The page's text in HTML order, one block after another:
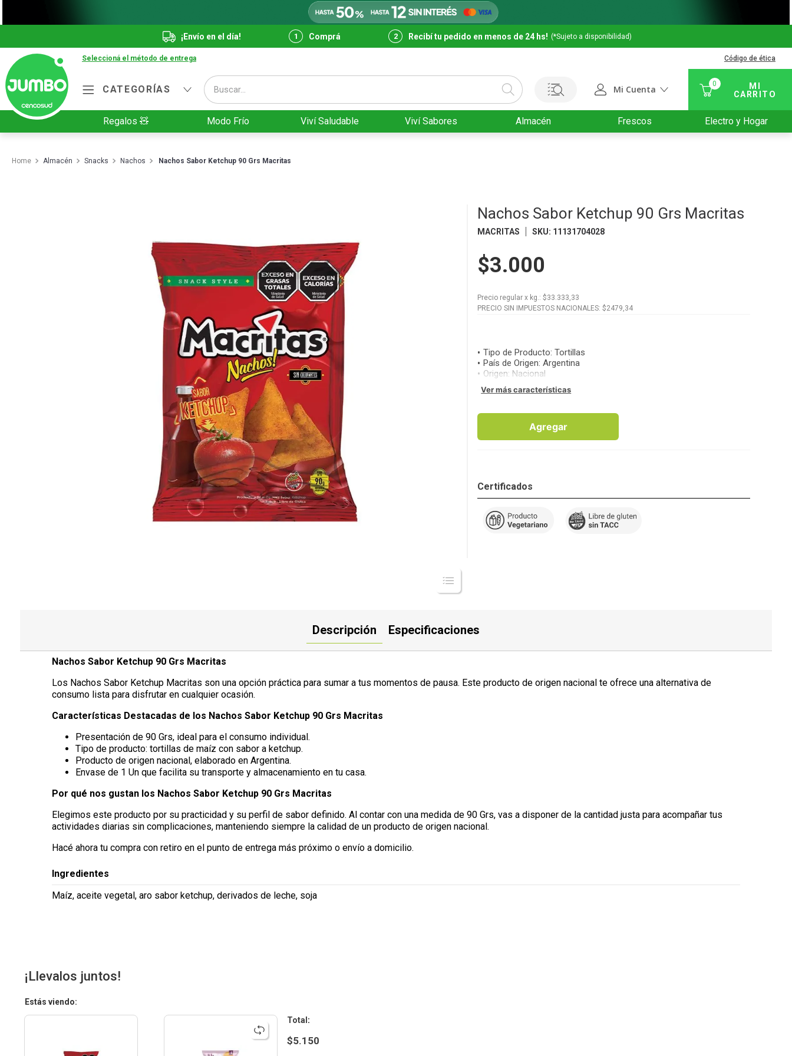
¡Envío en el día! Comprá Recibí tu pedido en menos de 24 hs! (*Sujeto a disponibilidad)
Seleccioná el método de entrega Código de ética
CATEGORÍAS
Buscar...
Mi Cuenta
0
Regalos 🧸 Modo Frío Viví Saludable Viví Sabores Almacén Frescos Electro y Hogar
Almacén Snacks Nachos Nachos Sabor Ketchup 90 Grs Macritas
Nachos Sabor Ketchup 90 Grs Macritas
MACRITAS SKU: 11131704028
$3.000
Precio regular x kg.: $33.333,33
PRECIO SIN IMPUESTOS NACIONALES: $2479,34
Tipo de Producto:Tortillas
País de Origen:Argentina
Origen: Nacional
Ver más características
Agregar
Certificados
Descripción Especificaciones
Nachos Sabor Ketchup 90 Grs Macritas
Los Nachos Sabor Ketchup Macritas son una opción práctica para sumar a tus momentos de pausa. Este producto de origen nacional te ofrece una alternativa de
consumo lista para disfrutar en cualquier ocasión.
Características Destacadas de los Nachos Sabor Ketchup 90 Grs Macritas
Presentación de 90 Grs, ideal para el consumo individual.
Tipo de producto: tortillas de maíz con sabor a ketchup.
Producto de origen nacional, elaborado en Argentina.
Envase de 1 Un que facilita su transporte y almacenamiento en tu casa.
Por qué nos gustan los Nachos Sabor Ketchup 90 Grs Macritas
Elegimos este producto por su practicidad y su perfil de sabor definido. Al contar con una medida de 90 Grs, vas a disponer de la cantidad justa para acompañar tus
actividades diarias sin complicaciones, manteniendo siempre la calidad de un producto de origen nacional.
Hacé ahora tu compra con retiro en el punto de entrega más próximo o envío a domicilio.
Ingredientes
Maíz, aceite vegetal, aro sabor ketchup, derivados de leche, soja
¡Llevalos juntos!
Estás viendo:
:
$5.150
Términos más buscados
2.
Cafe
6.
Juguetes
7
Yerba
8.
Fideos
.
10. Aceite